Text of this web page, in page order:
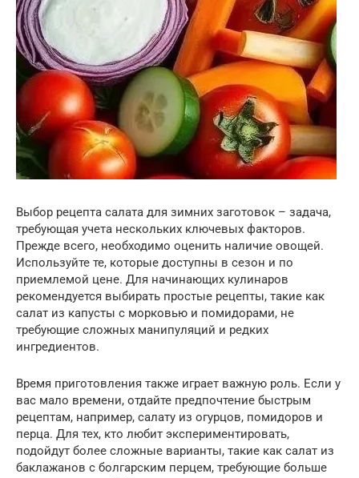
Выбор рецепта салата для зимних заготовок – задача,
требующая учета нескольких ключевых факторов.
Прежде всего, необходимо оценить наличие овощей.
Используйте те, которые доступны в сезон и по
приемлемой цене. Для начинающих кулинаров
рекомендуется выбирать простые рецепты, такие как
салат из капусты с морковью и помидорами, не
требующие сложных манипуляций и редких
ингредиентов.
Время приготовления также играет важную роль. Если у
вас мало времени, отдайте предпочтение быстрым
рецептам, например, салату из огурцов, помидоров и
перца. Для тех, кто любит экспериментировать,
подойдут более сложные варианты, такие как салат из
баклажанов с болгарским перцем, требующие больше